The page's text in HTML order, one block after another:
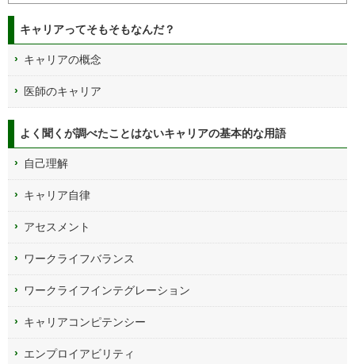
キャリアってそもそもなんだ？
キャリアの概念
医師のキャリア
よく聞くが調べたことはないキャリアの基本的な用語
自己理解
キャリア自律
アセスメント
ワークライフバランス
ワークライフインテグレーション
キャリアコンピテンシー
エンプロイアビリティ